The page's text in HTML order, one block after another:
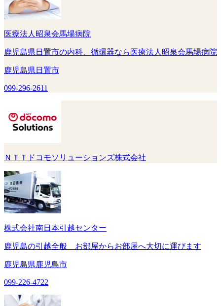
医療法人昭泉会馬場病院
鹿児島県日置市の内科、循環器なら医療法人昭泉会馬場病院
鹿児島県日置市
099-296-2611
ＮＴＴドコモソリューションズ株式会社
株式会社南日本引越センター
鹿児島の引越全般 お部屋からお部屋へ大切に運びます
鹿児島県鹿児島市
099-226-4722